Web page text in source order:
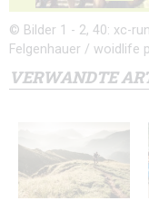
© Bilder 1 - 2, 40: xc-
Felgenhauer / woidlife
VERWANDTE